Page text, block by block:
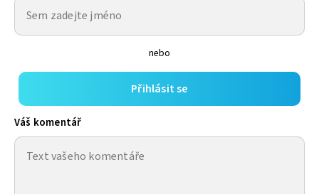
nebo
Přihlásit se
Váš komentář